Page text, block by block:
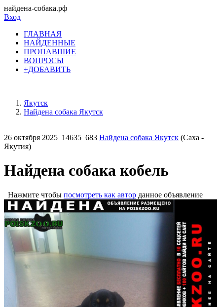
найдена-собака.рф
Вход
ГЛАВНАЯ
НАЙДЕННЫЕ
ПРОПАВШИЕ
ВОПРОСЫ
+ДОБАВИТЬ
Якутск
Найдена собака Якутск
26 октября 2025 14635 683 Найдена собака Якутск (Саха -
Якутия)
Найдена собака кобель
Нажмите чтобы посмотреть как автор данное объявление